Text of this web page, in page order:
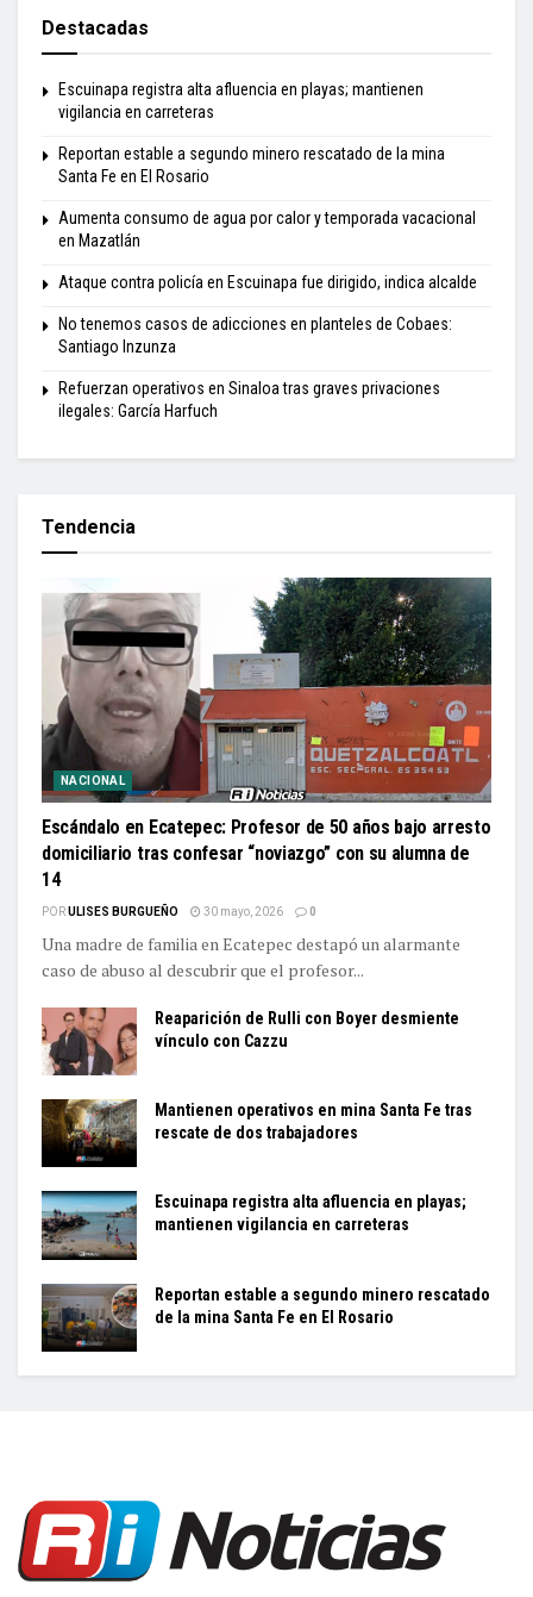
Destacadas
Escuinapa registra alta afluencia en playas; mantienen
vigilancia en carreteras
Reportan estable a segundo minero rescatado de la mina
Santa Fe en El Rosario
Aumenta consumo de agua por calor y temporada vacacional
en Mazatlán
Ataque contra policía en Escuinapa fue dirigido, indica alcalde
No tenemos casos de adicciones en planteles de Cobaes:
Santiago Inzunza
Refuerzan operativos en Sinaloa tras graves privaciones
ilegales: García Harfuch
Tendencia
NACIONAL
Escándalo en Ecatepec: Profesor de 50 años bajo arresto
domiciliario tras confesar “noviazgo” con su alumna de
14
PORULISES BURGUEÑO 30 mayo, 2026 0
Una madre de familia en Ecatepec destapó un alarmante
caso de abuso al descubrir que el profesor...
Reaparición de Rulli con Boyer desmiente
vínculo con Cazzu
Mantienen operativos en mina Santa Fe tras
rescate de dos trabajadores
Escuinapa registra alta afluencia en playas;
mantienen vigilancia en carreteras
Reportan estable a segundo minero rescatado
de la mina Santa Fe en El Rosario